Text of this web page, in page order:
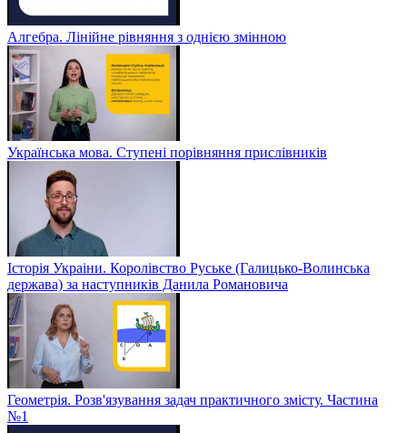
Алгебра. Лінійне рівняння з однією змінною
Українська мова. Ступені порівняння прислівників
Історія Украіни. Королівство Руське (Галицько-Волинська
держава) за наступників Данила Романовича
Геометрія. Розв'язування задач практичного змісту. Частина
№1